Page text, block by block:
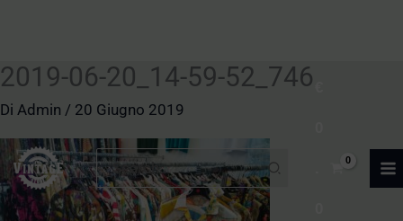
Vai
al
Ricerca
per:
2019-06-20_14-59-52_746
Di Admin / 20 Giugno 2019